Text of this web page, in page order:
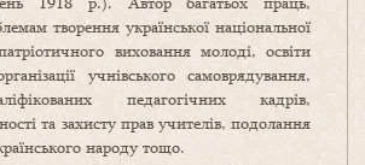
творення української національної
виховання молоді, освіти
учнівського самоврядування,
педагогічних кадрів,
та захисту прав учителів, подолання
народу тощо.